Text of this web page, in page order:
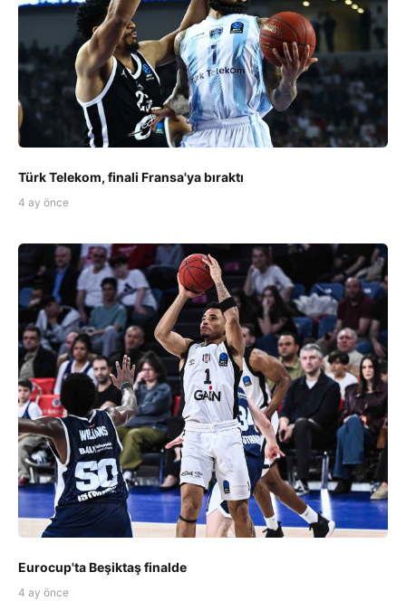
Türk Telekom, finali Fransa'ya bıraktı
4 ay önce
Eurocup'ta Beşiktaş finalde
4 ay önce